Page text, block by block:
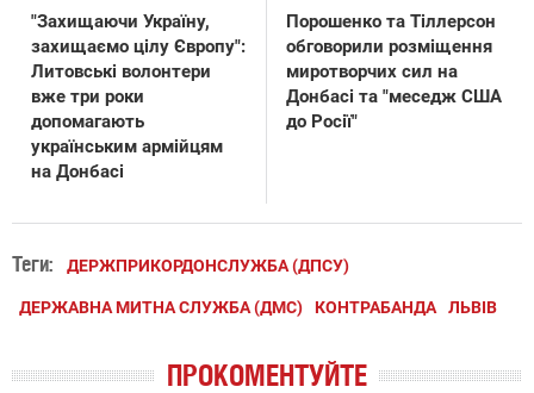
"Захищаючи Україну,
захищаємо цілу Європу":
Литовські волонтери
вже три роки
допомагають
українським армійцям
на Донбасі
Порошенко та Тіллерсон
обговорили розміщення
миротворчих сил на
Донбасі та "меседж США
до Росії"
Теги: ДЕРЖПРИКОРДОНСЛУЖБА (ДПСУ)
ДЕРЖАВНА МИТНА СЛУЖБА (ДМС) КОНТРАБАНДА ЛЬВІВ
ПРОКОМЕНТУЙТЕ